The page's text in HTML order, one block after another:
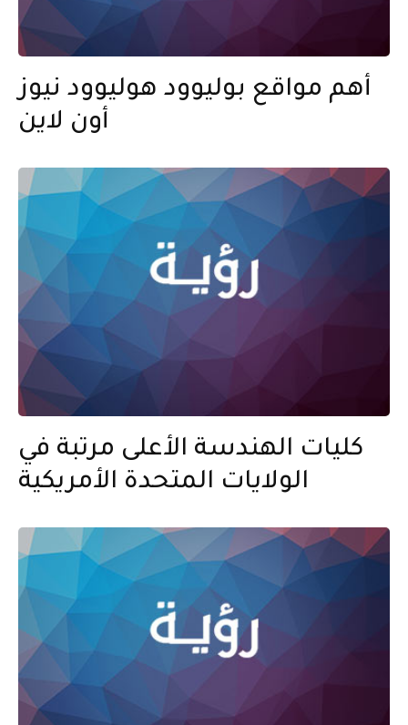
أهم مواقع بوليوود هوليوود نيوز
أون لاين
كليات الهندسة الأعلى مرتبة في
الولايات المتحدة الأمريكية